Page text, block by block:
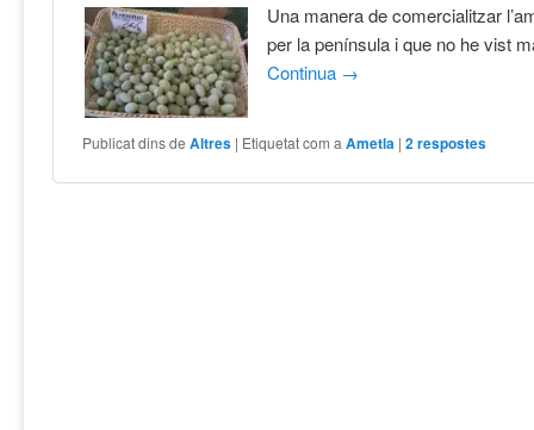
Una manera de comercialitzar
per la península i que no he vist
Continua →
Publicat dins de Altres | Etiquetat com a Ametla |2respostes